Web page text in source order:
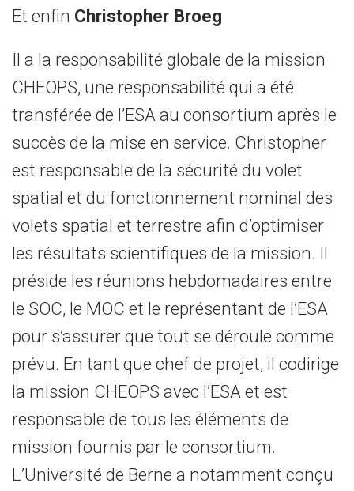
Et enfin Christopher Broeg
Il a la responsabilité globale de la mission
CHEOPS, une responsabilité qui a été
transférée de l’ESA au consortium après le
succès de la mise en service. Christopher
est responsable de la sécurité du volet
spatial et du fonctionnement nominal des
volets spatial et terrestre afin d’optimiser
les résultats scientifiques de la mission. Il
préside les réunions hebdomadaires entre
le SOC, le MOC et le représentant de l’ESA
pour s’assurer que tout se déroule comme
prévu. En tant que chef de projet, il codirige
la mission CHEOPS avec l’ESA et est
responsable de tous les éléments de
mission fournis par le consortium.
L’Université de Berne a notamment conçu